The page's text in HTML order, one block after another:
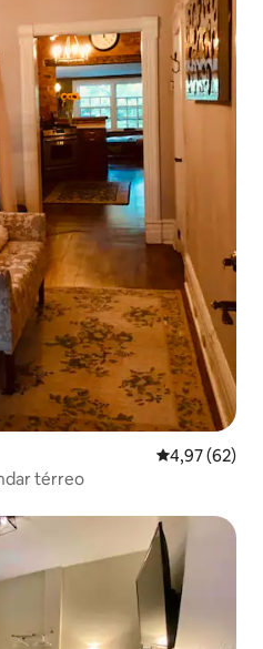
4,97 de uma
4,97 (62)
um quarto andar térreo